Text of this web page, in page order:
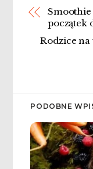
początek
Rodzice
PODOBNE